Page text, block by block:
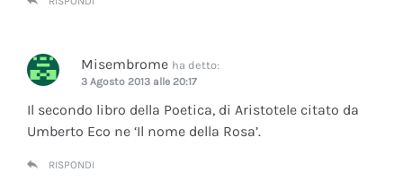
Misembrome ha detto:
3 Agosto 2013 alle 20:17
Il secondo libro della Poetica, di Aristotele citato da
Umberto Eco ne ‘Il nome della Rosa’.
RISPONDI